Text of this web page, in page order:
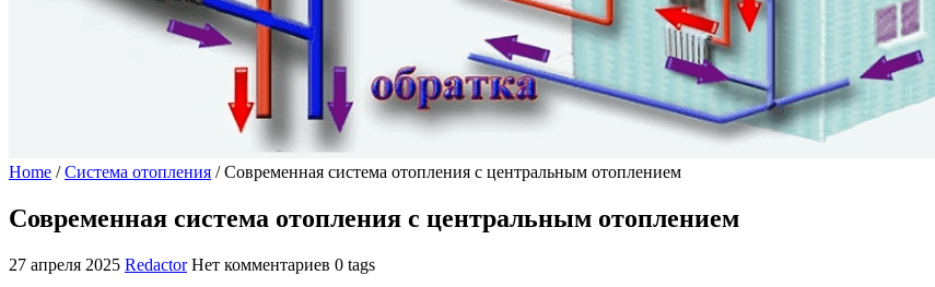
Home /Система отопления /Современная система отопления с центральным отоплением
Современная система отопления с центральным отоплением
27 апреля 2025 Redactor Нет комментариев 0 tags